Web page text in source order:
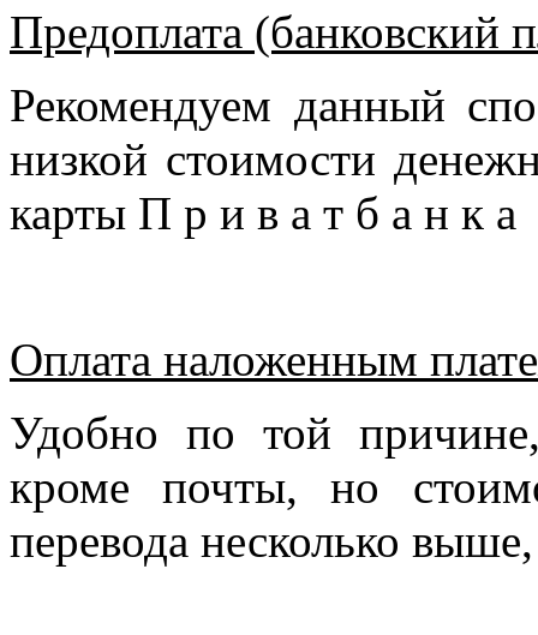
Предоплата (банковский
Рекомендуем данный
низкой стоимости
карты П р и в а т б а н к
Оплата наложенным
Удобно по той
кроме почты, но
перевода несколько